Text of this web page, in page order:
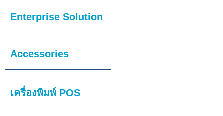
Enterprise Solution
Accessories
เครื่องพิมพ์ POS